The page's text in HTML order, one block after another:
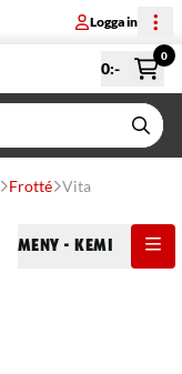
Logga in
0:-
0
Frotté Vita
Meny - Kemi